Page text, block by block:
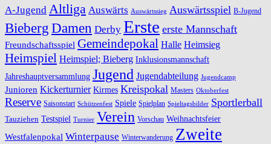
A-Jugend Altliga Auswärts Auswärtssieg Auswärtsspiel B-Jugend
Bieberg Damen Derby Erste erste Mannschaft
Freundschaftsspiel Gemeindepokal Halle Heimsieg
Heimspiel Heimspiel; Bieberg Inklusionsmannschaft
Jahreshauptversammlung Jugend Jugendabteilung Jugendcamp
Junioren Kickerturnier Kirmes Kreispokal Masters Oktoberfest
Reserve Saisonstart Schützenfest Spiele Spielplan Spieltagsbilder Sportlerball
Tauziehen Testspiel Turnier Verein Vorschau Weihnachtsfeier
Westfalenpokal Winterpause Winterwanderung Zweite